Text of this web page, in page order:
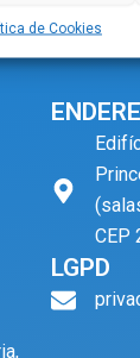
de Cookies
CEP
LGPD